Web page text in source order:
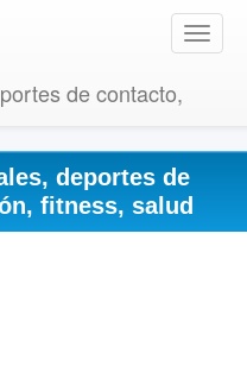
T
o
e
v
de contacto,
deportes de
fitness, salud